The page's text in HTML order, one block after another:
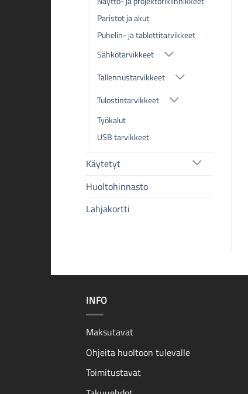
Paristot ja akut
Puhelin- ja tablettitarvikkeet
Sähkötarvikkeet
Tallennustarvikkeet
Tulostintarvikkeet
Työkalut
USB tarvikkeet
Käytetyt
Huoltohinnasto
Lahjakortti
INFO
Maksutavat
Ohjeita huoltoon tulevalle
Toimitustavat